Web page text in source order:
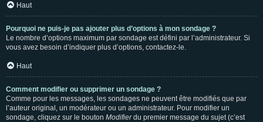
Haut
Pourquoi ne puis-je pas ajouter plus d’options à mon sondage ?
Le nombre d’options maximum par sondage est défini par l’administrateur. Si
vous avez besoin d’indiquer plus d’options, contactez-le.
Haut
Comment modifier ou supprimer un sondage ?
Comme pour les messages, les sondages ne peuvent être modifiés que par
l’auteur original, un modérateur ou un administrateur. Pour modifier un
sondage, cliquez sur le bouton Modifierdu premier message du sujet (c’est